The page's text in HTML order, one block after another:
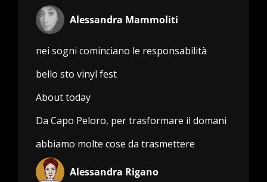
Alessandra Mammoliti
nei sogni cominciano le responsabilità
bello sto vinyl fest
About today
Da Capo Peloro, per trasformare il domani
abbiamo molte cose da trasmettere
Alessandra Rigano